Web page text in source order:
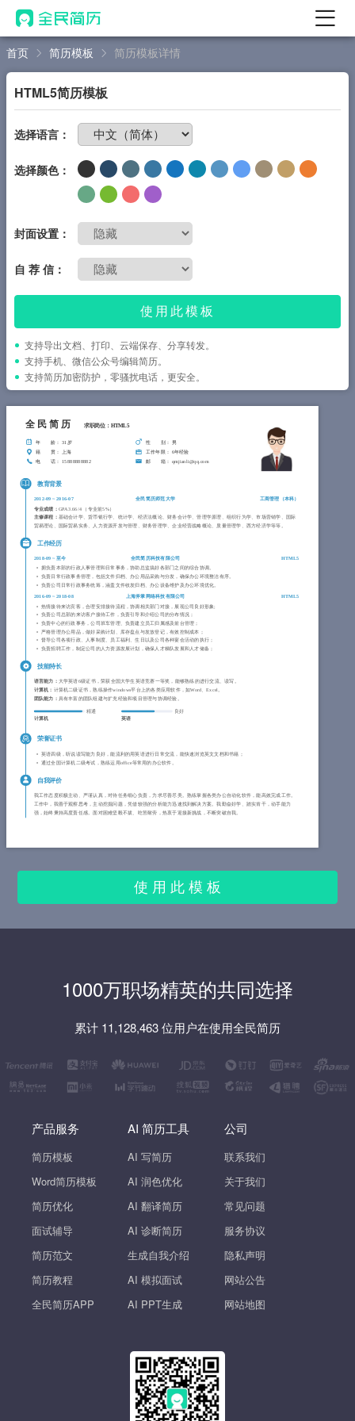
首页
AI 简历工具
AI 优化简历
AI 翻译简历
AI 诊断简历
AI 模拟面试
面试自我介绍
简历教程
登录 / 注册
首页 简历模板 简历模板详情
HTML5简历模板
选择语言：
选择颜色：
封面设置：
自 荐 信：
使用此模板
支持导出文档、打印、云端保存、分享转发。
支持手机、微信公众号编辑简历。
支持简历加密防护，零骚扰电话，更安全。
全民简历 求职岗位：HTML5
年 龄 ： 31岁 性 别： 男
籍 贯 ： 上海 工作年限 ： 6年经验
电 话 ： 15888888882 邮 箱： qmjianli@qq.com
教育背景
2012-09~ 2016-07 全民简历师范大学 工商管理（本科）
专业成绩： GPA 3.66/4 （专业前5%）
主修课程： 基础会计学、货币银行学、统计学、经济法概论、财务会计学、管理学原理、组织行为学、市场营销学、国际
贸易理论、国际贸易实务、人力资源开发与管理、财务管理学、企业经营战略概论、质量管理学、西方经济学等等。
工作经历
2018-09~ 至今 全民简历科技有限公司
HTML5
拥负责本部的行政人事管理和日常事务，协助总监搞好各部门之间的综合协调。
负责日常行政事务管理，包括文件归档、办公用品采购与分发，确保办公环境整洁有序。
负责公司日常行政事务统筹，涵盖文件收发归档、办公设备维护及办公环境优化。
2016-09~ 2018-08 上海斧掌网络科技有限公司
HTML5
热情接待来访宾客，合理安排接待流程，协调相关部门对接，展现公司良好形象;
负责公司总部的来访客户接待工作，负责引导和介绍公司的分布情况；
负责中心的行政事务，公司班车管理、负责建立员工归属感及前台管理；
严格管理办公用品，做好采购计划、库存盘点与发放登记，有效控制成本；
督导公司各项行政、人事制度、员工福利、生日以及公司各种宴会活动的执行；
负责招聘工作，制定公司的人力资源发展计划，确保人才梯队发展和人才储备；
技能特长
语言能力： 大学英语6级证书，荣获全国大学生英语竞赛一等奖，能够熟练的进行交流、读写。
计算机： 计算机二级证书，熟练操作windows平台上的各类应用软件，如Word、Excel。
团队能力： 具有丰富的团队组建与扩充经验和项目管理与协调经验。
计算机
精通
英语
良好
荣誉证书
英语四级，听说读写能力良好，能流利的用英语进行日常交流，能快速浏览英文文档和书籍；
通过全国计算机二级考试，熟练运用office等常用的办公软件。
自我评价
我工作态度积极主动、严谨认真，对待任务细心负责，力求尽善尽美。熟练掌握各类办公自动化软件，能高效完成工作。
工作中，我善于观察思考，主动挖掘问题，凭借较强的分析能力迅速找到解决方案。我勤奋好学、踏实肯干，动手能力
强，始终秉持高度责任感。面对困难坚毅不拔、吃苦耐劳，热衷于迎接新挑战，不断突破自我。
使 用 此 模 板
1000万职场精英的共同选择
累计 11,128,463 位用户在使用全民简历
产品服务
简历模板
Word简历模板
简历优化
面试辅导
简历范文
简历教程
全民简历APP
AI 简历工具
AI 写简历
AI 润色优化
AI 翻译简历
AI 诊断简历
生成自我介绍
AI 模拟面试
AI PPT生成
公司
联系我们
关于我们
常见问题
服务协议
隐私声明
网站公告
网站地图